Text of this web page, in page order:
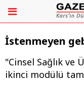
İstenmeyen
"Cinsel Sağlık ve
ikinci modülü